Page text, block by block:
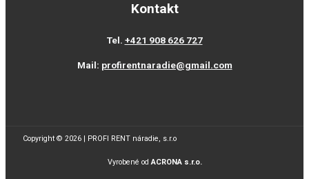
Kontakt
Tel. +421 908 626 727
Mail: profirentnaradie@gmail.com
Copyright © 2026 | PROFI RENT náradie, s.r.o
Vyrobené odACRONA s.r.o.